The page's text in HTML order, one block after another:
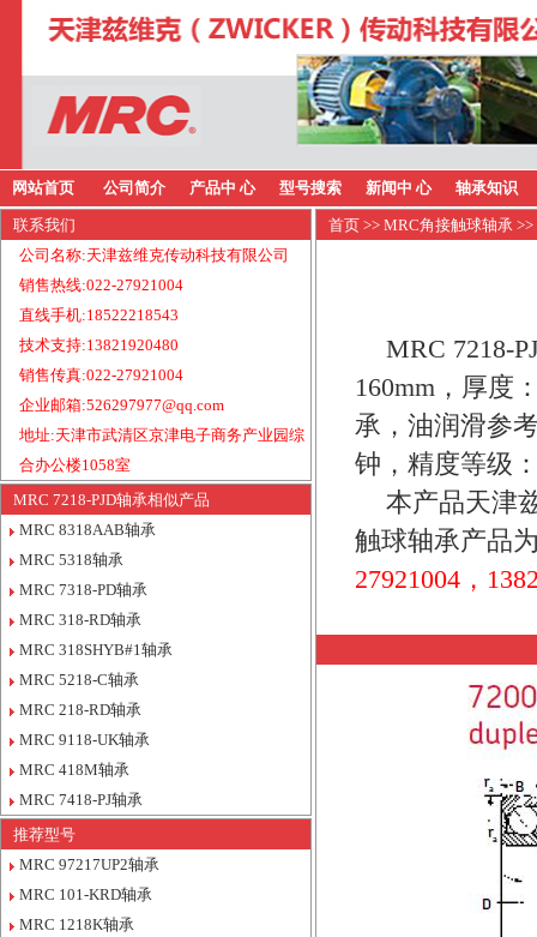
网站首页 公司简介 产品中 心 型号搜索 新闻中 心 轴承知识
联系我们
公司名称:天津兹维克传动科技有限公司
销售热线:022-27921004
直线手机:18522218543
技术支持:13821920480
销售传真:022-27921004
企业邮箱:526297977@qq.com
地址:天津市武清区京津电子商务产业园综
合办公楼1058室
MRC 7218-PJD轴承相似产品
MRC 8318AAB轴承
MRC 5318轴承
MRC 7318-PD轴承
MRC 318-RD轴承
MRC 318SHYB#1轴承
MRC 5218-C轴承
MRC 218-RD轴承
MRC 9118-UK轴承
MRC 418M轴承
MRC 7418-PJ轴承
推荐型号
MRC 97217UP2轴承
MRC 101-KRD轴承
MRC 1218K轴承
首页 >> MRC角接触球轴承
MRC 7218-
160mm，厚度
承，油润滑参
钟，精度等级
本产品天津
触球轴承产品
27921004，